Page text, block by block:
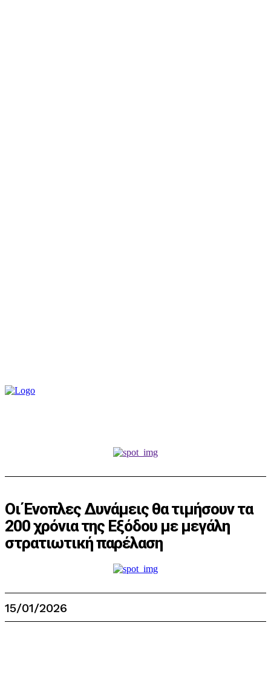
Οι Ένοπλες Δυνάμεις θα τιμήσουν τα
200 χρόνια της Εξόδου με μεγάλη
στρατιωτική παρέλαση
15/01/2026